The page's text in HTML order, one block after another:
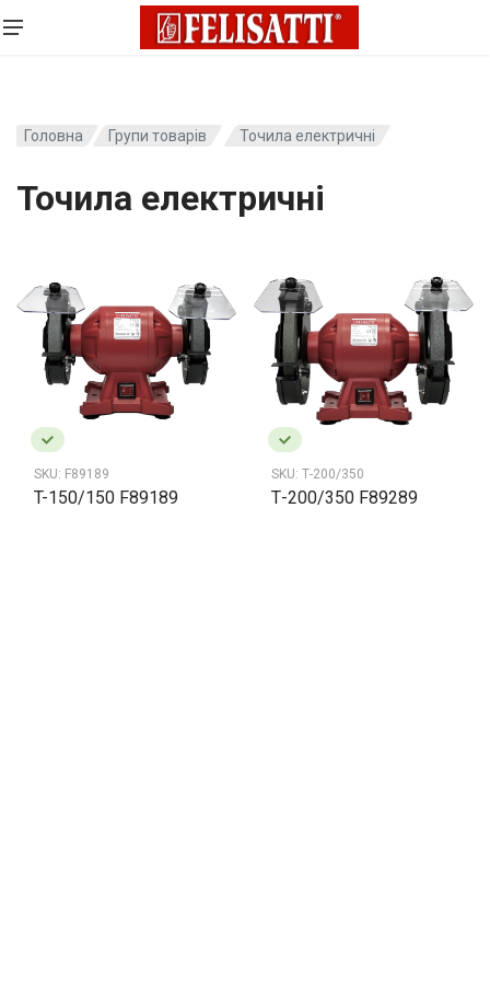
Головна Групи товарів Точила електричні
Точила електричні
SKU: F89189
T-150/150 F89189
SKU: Т-200/350
Т-200/350 F89289